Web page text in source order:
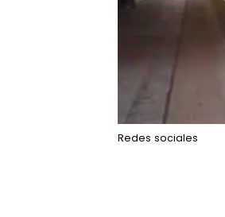
Redes sociales